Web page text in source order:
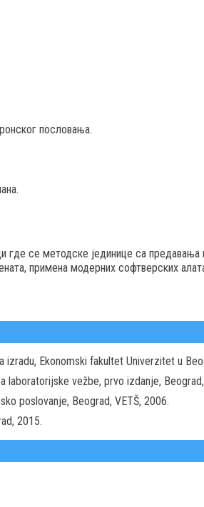
пословања.
где се методске јединице са
примена модерних софтверских
izradu, Ekonomski fakultet Univerzitet u
laboratorijske vežbe, prvo izdanje,
poslovanje, Beograd, VETŠ, 2006.
2015.